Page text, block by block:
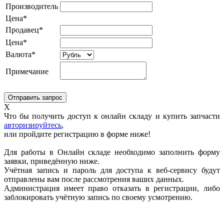
Производитель
Цена*
Продавец*
Цена*
Валюта*
Примечание
X
Что бы получить доступ к онлайн складу и купить запчасти
авторизируйтесь,
или пройдите регистрацию в форме ниже!
Для работы в Онлайн складе необходимо заполнить форму
заявки, приведённую ниже.
Учётная запись и пароль для доступа к веб-сервису будут
отправлены вам после рассмотрения ваших данных.
Администрация имеет право отказать в регистрации, либо
заблокировать учётную запись по своему усмотрению.